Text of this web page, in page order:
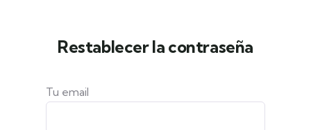
Restablecer la contraseña
Tu email